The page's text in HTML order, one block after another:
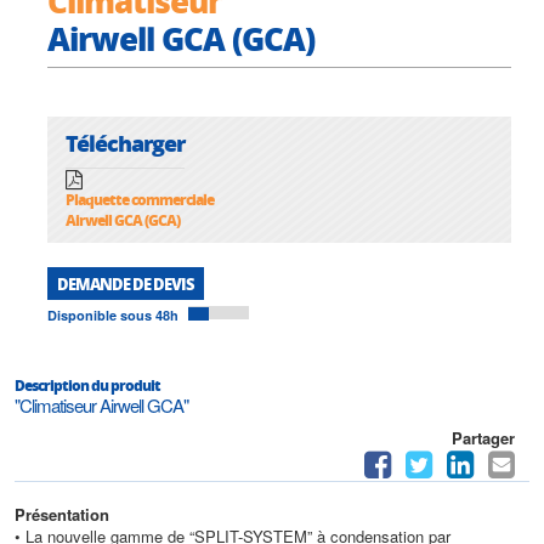
Airwell GCA (GCA)
Télécharger
Plaquette commerciale
Airwell GCA (GCA)
DEMANDE DE DEVIS
Disponible sous 48h
Description du produit
"Climatiseur Airwell GCA"
Partager
Présentation
• La nouvelle gamme de “SPLIT-SYSTEM” à condensation par